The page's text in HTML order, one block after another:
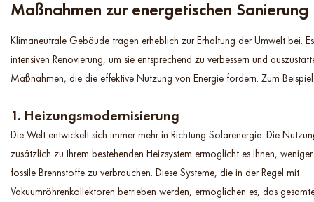
Maßnahmen zur energetischen Sanierung
Klimaneutrale Gebäude tragen erheblich zur Erhaltung der Umwelt bei.
intensiven Renovierung, um sie entsprechend zu verbessern und
Maßnahmen, die die effektive Nutzung von Energie fördern. Zum
1. Heizungsmodernisierung
Die Welt entwickelt sich immer mehr in Richtung Solarenergie. Die
zusätzlich zu Ihrem bestehenden Heizsystem ermöglicht es Ihnen,
fossile Brennstoffe zu verbrauchen. Diese Systeme, die in der Regel mit
Vakuumröhrenkollektoren betrieben werden, ermöglichen es, das